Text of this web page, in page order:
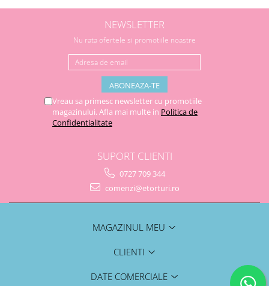
NEWSLETTER
Nu rata ofertele si promotiile noastre
Vreau sa primesc newsletter cu promotiile
magazinului. Afla mai multe in Politica de
Confidentialitate
SUPORT CLIENTI
0727 709 344
comenzi@etorturi.ro
MAGAZINUL MEU
CLIENTI
DATE COMERCIALE